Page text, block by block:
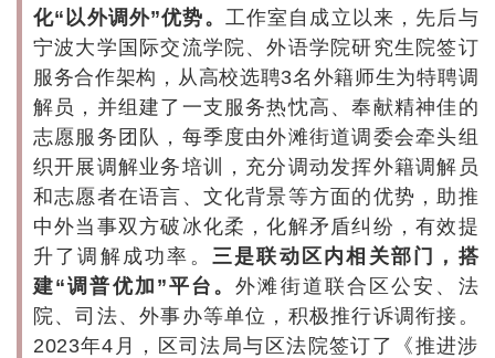
化“以外调外”优势。 工作室自成立以来，先后与
宁波大学国际交流学院、外语学院研究生院签订
服务合作架构，从高校选聘3名外籍师生为特聘调
解员，并组建了一支服务热忱高、奉献精神佳的
志愿服务团队，每季度由外滩街道调委会牵头组
织开展调解业务培训，充分调动发挥外籍调解员
和志愿者在语言、文化背景等方面的优势，助推
中外当事双方破冰化柔，化解矛盾纠纷，有效提
升了调解成功率。 三是联动区内相关部门，搭
建“调普优加”平台。外滩街道联合区公安、法
院、司法、外事办等单位，积极推行诉调衔接。
2023年4月，区司法局与区法院签订了《推进涉